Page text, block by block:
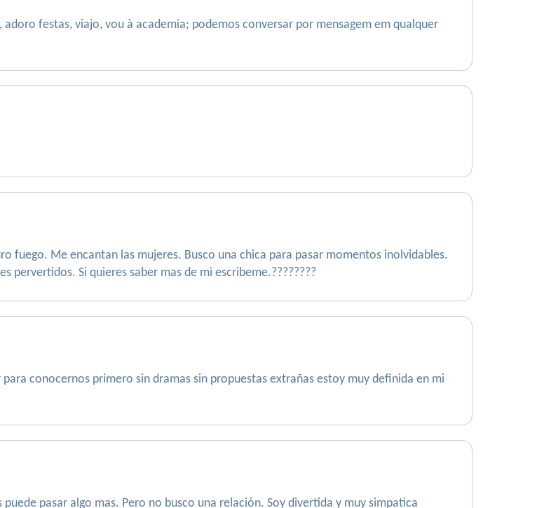
festas, viajo, vou à academia; podemos conversar por mensagem em qualquer
fuego. Me encantan las mujeres. Busco una chica para pasar momentos inolvidables.
pervertidos. Si quieres saber mas de mi escribeme.????????
conocernos primero sin dramas sin propuestas extrañas estoy muy definida en mi
pasar algo mas. Pero no busco una relación. Soy divertida y muy simpatica